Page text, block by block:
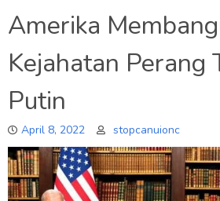
Amerika
Kejahatan Perang
Putin
April 8, 2022 stopcanuionc